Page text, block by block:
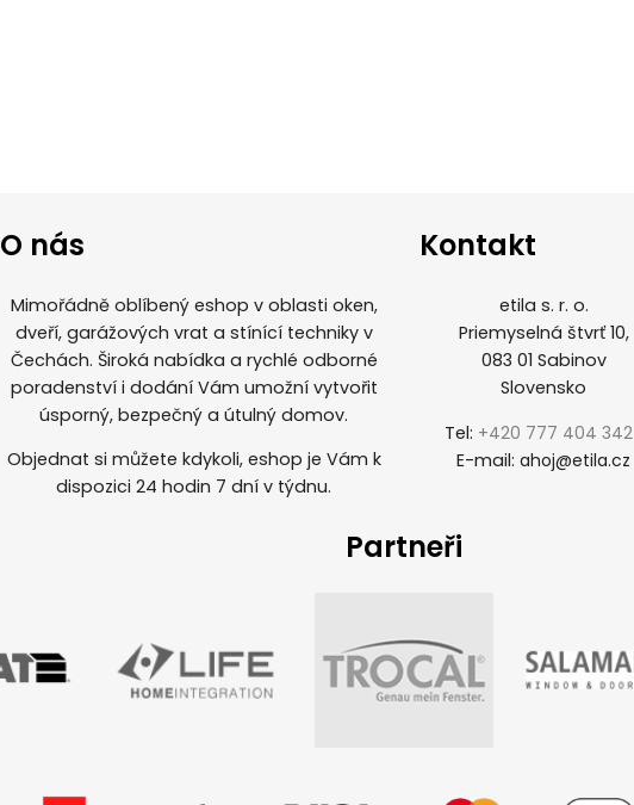
O nás
Mimořádně oblíbený eshop v oblasti oken,
dveří, garážových vrat a stínící techniky v
Čechách. Široká nabídka a rychlé odborné
poradenství i dodání Vám umožní vytvořit
úsporný, bezpečný a útulný domov.
Objednat si můžete kdykoli, eshop je Vám k
dispozici 24 hodin 7 dní v týdnu.
Kontakt
etila s. r. o.
Priemyselná štvrť 10,
083 01 Sabinov
Slovensko
Tel: +420 777 404 342
E-mail:ahoj@etila.cz
Partneři